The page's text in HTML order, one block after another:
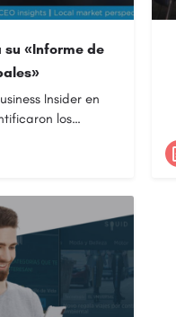
su «Informe de
Insider en
los…